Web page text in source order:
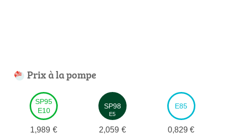
Prix à la pompe
SP95
E10
1,989 €
SP98
E5
2,059 €
E85
0,829 €